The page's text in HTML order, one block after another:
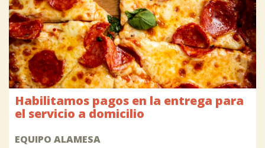
Habilitamos pagos en la entrega para
el servicio a domicilio
EQUIPO ALAMESA